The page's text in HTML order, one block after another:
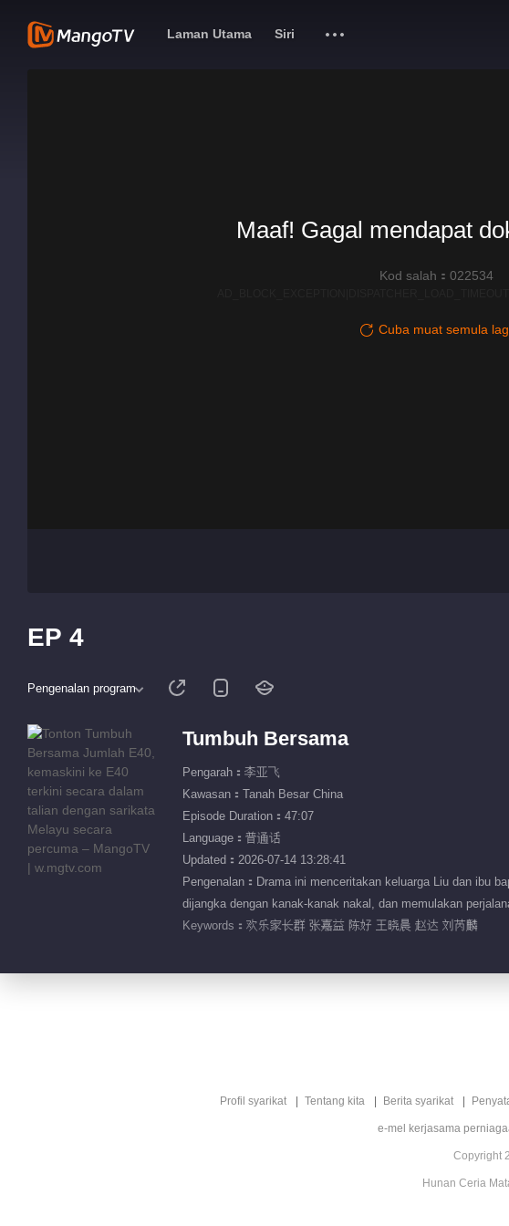
Laman Utama Siri
Maaf! Gagal mendapat
Kod salah：022534
Cuba muat semula
EP 4
Pengenalan program
Tumbuh Bersama
Pengarah：李亚飞
Kawasan：Tanah Besar China
Episode Duration：47:07
Language：普通话
Updated：2026-07-14 13:28:41
Pengenalan：Drama ini menceritakan keluarga Liu dan ibu
dijangka dengan kanak-kanak nakal, dan memulakan
Keywords： 欢乐家长群 张嘉益 陈好 王晓晨 赵达 刘芮麟
Profil syarikat Tentang kita Berita syarikat
e-mel kerjasama
Copyright
Hunan Ceria